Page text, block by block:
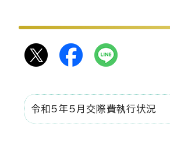
令和5年5月交際費執行状況